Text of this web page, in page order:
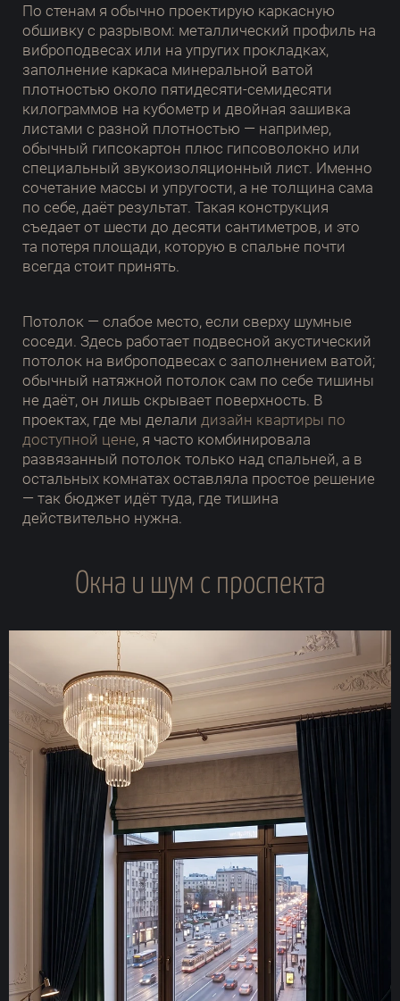
По стенам я обычно проектирую каркасную
обшивку с разрывом: металлический профиль на
виброподвесах или на упругих прокладках,
заполнение каркаса минеральной ватой
плотностью около пятидесяти-семидесяти
килограммов на кубометр и двойная зашивка
листами с разной плотностью — например,
обычный гипсокартон плюс гипсоволокно или
специальный звукоизоляционный лист. Именно
сочетание массы и упругости, а не толщина сама
по себе, даёт результат. Такая конструкция
съедает от шести до десяти сантиметров, и это
та потеря площади, которую в спальне почти
всегда стоит принять.
Потолок — слабое место, если сверху шумные
соседи. Здесь работает подвесной акустический
потолок на виброподвесах с заполнением ватой;
обычный натяжной потолок сам по себе тишины
не даёт, он лишь скрывает поверхность. В
проектах, где мы делали дизайн квартиры по
доступной цене, я часто комбинировала
развязанный потолок только над спальней, а в
остальных комнатах оставляла простое решение
— так бюджет идёт туда, где тишина
действительно нужна.
Окна и шум с проспекта